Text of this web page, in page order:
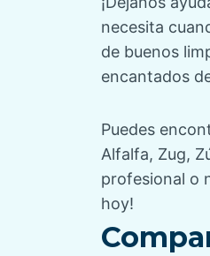
necesita
de buenos
encantados
Puedes
Alfalfa, Zug,
profesional o
hoy!